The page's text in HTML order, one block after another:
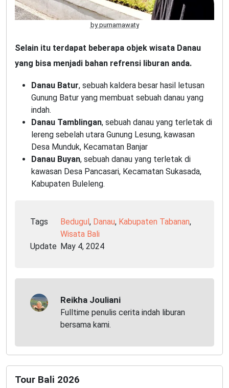
by purnamawaty
Selain itu terdapat beberapa objek wisata Danau
yang bisa menjadi bahan refrensi liburan anda.
Danau Batur, sebuah kaldera besar hasil letusan
Gunung Batur yang membuat sebuah danau yang
indah.
Danau Tamblingan, sebuah danau yang terletak di
lereng sebelah utara Gunung Lesung, kawasan
Desa Munduk, Kecamatan Banjar
Danau Buyan, sebuah danau yang terletak di
kawasan Desa Pancasari, Kecamatan Sukasada,
Kabupaten Buleleng.
Tags Bedugul , Danau, Kabupaten Tabanan,
Wisata Bali
Update May 4, 2024
Reikha Jouliani
Fulltime penulis cerita indah liburan
bersama kami.
Tour Bali 2026